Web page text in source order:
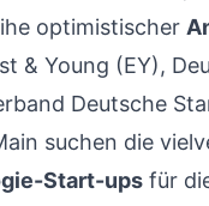
optimistischer
& Young (EY),
Deutsche
suchen die
Start-ups für